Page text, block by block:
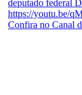
Confira no Canal